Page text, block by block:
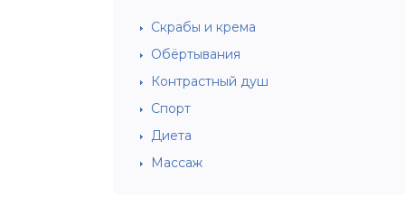
Скрабы и крема
Обёртывания
Контрастный душ
Спорт
Диета
Массаж